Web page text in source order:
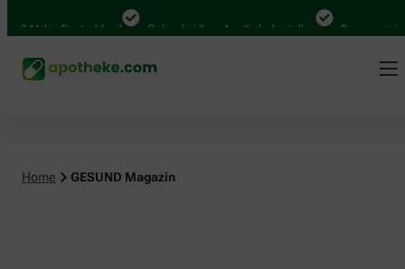
Mal in Deutschland Online bei Ihrer Apotheke bestellen Bequem
Home GESUND Magazin